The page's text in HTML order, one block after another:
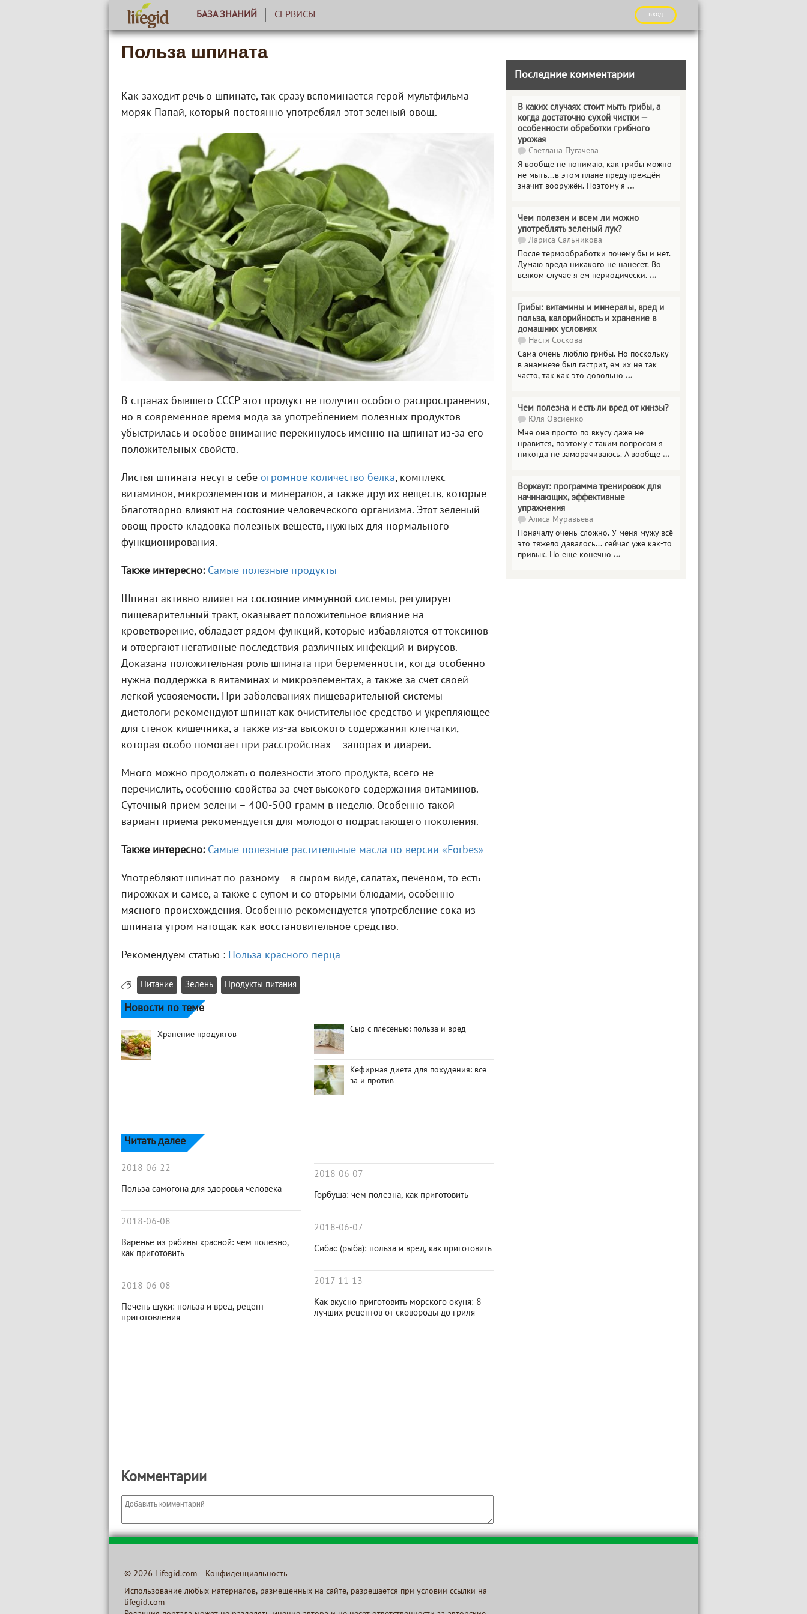
БАЗА ЗНАНИЙ СЕРВИСЫ вход
Польза шпината
Как заходит речь о шпинате, так сразу вспоминается герой мультфильма
моряк Папай, который постоянно употреблял этот зеленый овощ.
В странах бывшего СССР этот продукт не получил особого распространения,
но в современное время мода за употреблением полезных продуктов
убыстрилась и особое внимание перекинулось именно на шпинат из-за его
положительных свойств.
Листья шпината несут в себе огромное количество белка, комплекс
витаминов, микроэлементов и минералов, а также других веществ, которые
благотворно влияют на состояние человеческого организма. Этот зеленый
овощ просто кладовка полезных веществ, нужных для нормального
функционирования.
Также интересно: Самые полезные продукты
Шпинат активно влияет на состояние иммунной системы, регулирует
пищеварительный тракт, оказывает положительное влияние на
кроветворение, обладает рядом функций, которые избавляются от токсинов
и отвергают негативные последствия различных инфекций и вирусов.
Доказана положительная роль шпината при беременности, когда особенно
нужна поддержка в витаминах и микроэлементах, а также за счет своей
легкой усвояемости. При заболеваниях пищеварительной системы
диетологи рекомендуют шпинат как очистительное средство и укрепляющее
для стенок кишечника, а также из-за высокого содержания клетчатки,
которая особо помогает при расстройствах – запорах и диареи.
Много можно продолжать о полезности этого продукта, всего не
перечислить, особенно свойства за счет высокого содержания витаминов.
Суточный прием зелени – 400-500 грамм в неделю. Особенно такой
вариант приема рекомендуется для молодого подрастающего поколения.
Также интересно: Самые полезные растительные масла по версии «Forbes»
Употребляют шпинат по-разному – в сыром виде, салатах, печеном, то есть
пирожках и самсе, а также с супом и со вторыми блюдами, особенно
мясного происхождения. Особенно рекомендуется употребление сока из
шпината утром натощак как восстановительное средство.
Рекомендуем статью : Польза красного перца
Питание Зелень Продукты питания
Новости по теме
Хранение продуктов
Сыр с плесенью: польза и вред
Кефирная диета для похудения: все
за и против
Читать далее
2018-06-22
Польза самогона для здоровья человека
2018-06-08
Варенье из рябины красной: чем полезно,
как приготовить
2018-06-08
Печень щуки: польза и вред, рецепт
приготовления
2018-06-07
Горбуша: чем полезна, как приготовить
2018-06-07
Сибас (рыба): польза и вред, как приготовить
2017-11-13
Как вкусно приготовить морского окуня: 8
лучших рецептов от сковороды до гриля
Комментарии
Последние комментарии
В каких случаях стоит мыть грибы, а
когда достаточно сухой чистки —
особенности обработки грибного
урожая
Светлана Пугачева
Я вообще не понимаю, как грибы можно
не мыть...в этом плане предупреждён-
значит вооружён. Поэтому я ...
Чем полезен и всем ли можно
употреблять зеленый лук?
Лариса Сальникова
После термообработки почему бы и нет.
Думаю вреда никакого не нанесёт. Во
всяком случае я ем периодически. ...
Грибы: витамины и минералы, вред и
польза, калорийность и хранение в
домашних условиях
Настя Соскова
Сама очень люблю грибы. Но поскольку
в анамнезе был гастрит, ем их не так
часто, так как это довольно ...
Чем полезна и есть ли вред от кинзы?
Юля Овсиенко
Мне она просто по вкусу даже не
нравится, поэтому с таким вопросом я
никогда не заморачиваюсь. А вообще ...
Воркаут: программа тренировок для
начинающих, эффективные
упражнения
Алиса Муравьева
Поначалу очень сложно. У меня мужу всё
это тяжело давалось... сейчас уже как-то
привык. Но ещё конечно ...
© 2026 Lifegid.com Конфиденциальность
Использование любых материалов, размещенных на сайте, разрешается при условии ссылки на
lifegid.com